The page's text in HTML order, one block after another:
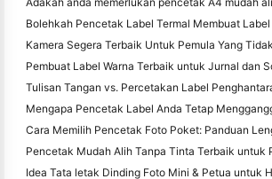
Mengapa Pencetak Label Anda Tetap